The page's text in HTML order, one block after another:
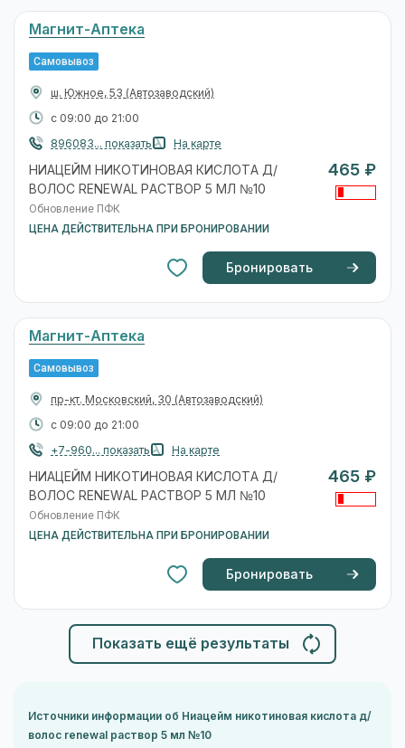
Магнит-Аптека
Самовывоз
ш. Южное, 53 (Автозаводский)
с 09:00 до 21:00
896083... показать
На карте
НИАЦЕЙМ НИКОТИНОВАЯ КИСЛОТА Д/
ВОЛОС RENEWAL РАСТВОР 5 МЛ №10
Обновление ПФК
ЦЕНА ДЕЙСТВИТЕЛЬНА ПРИ БРОНИРОВАНИИ
465 ₽
Бронировать
Магнит-Аптека
Самовывоз
пр-кт. Московский, 30 (Автозаводский)
с 09:00 до 21:00
+7-960... показать
На карте
НИАЦЕЙМ НИКОТИНОВАЯ КИСЛОТА Д/
ВОЛОС RENEWAL РАСТВОР 5 МЛ №10
Обновление ПФК
ЦЕНА ДЕЙСТВИТЕЛЬНА ПРИ БРОНИРОВАНИИ
465 ₽
Бронировать
Показать ещё результаты
Источники информации об Ниацейм никотиновая кислота д/
волос renewal раствор 5 мл №10